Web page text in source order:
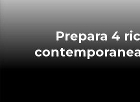
Prepara 4 ricette